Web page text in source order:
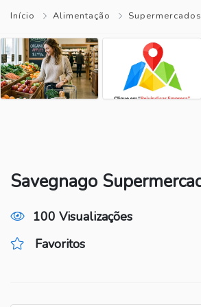
Início Alimentação Supermercados
Savegnago
100 Visualizações
Favoritos